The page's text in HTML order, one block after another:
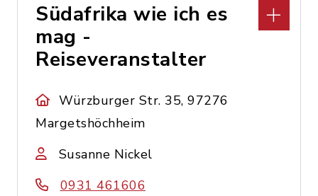
Südafrika wie ich es
mag -
Reiseveranstalter
Würzburger Str. 35, 97276
Margetshöchheim
Susanne Nickel
0931 461606